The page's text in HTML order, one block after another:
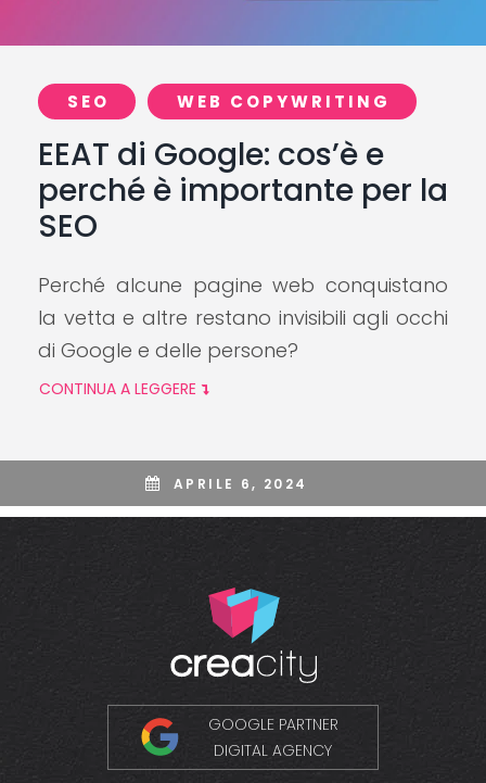
SEO WEB COPYWRITING
EEAT di Google: cos’è e
perché è importante per la
SEO
Perché alcune pagine web conquistano
la vetta e altre restano invisibili agli occhi
di Google e delle persone?
CONTINUA A LEGGERE
APRILE 6, 2024
GOOGLE PARTNER
DIGITAL AGENCY